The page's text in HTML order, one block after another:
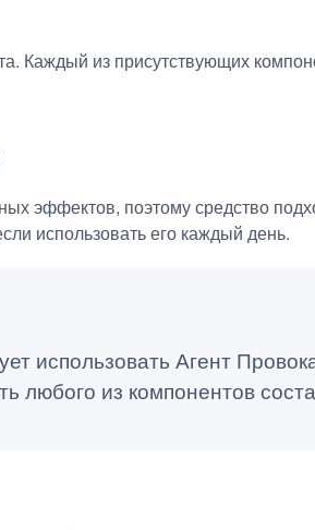
Каждый из присутствующих
эффектов, поэтому средство
использовать его каждый день.
использовать Агент
любого из компонентов